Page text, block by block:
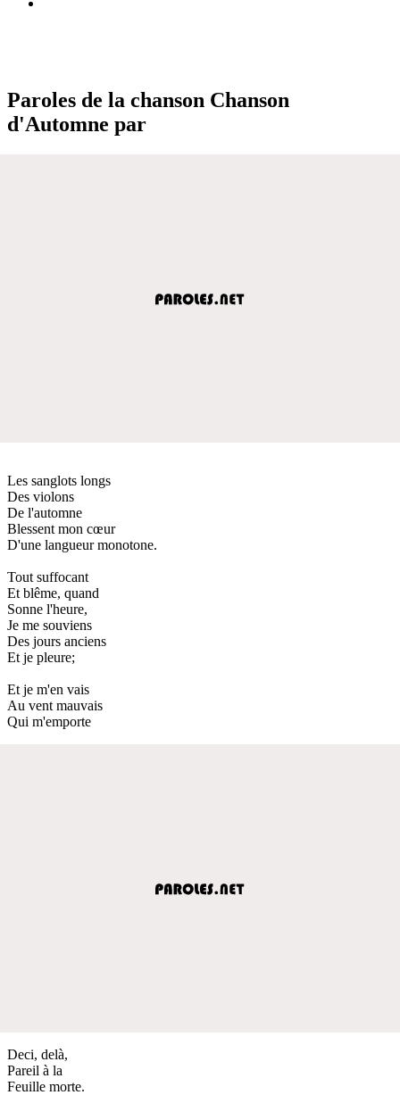
Paroles de la chanson Chanson
d'Automne par
Les sanglots longs
Des violons
De l'automne
Blessent mon cœur
D'une langueur monotone.
Tout suffocant
Et blême, quand
Sonne l'heure,
Je me souviens
Des jours anciens
Et je pleure;
Et je m'en vais
Au vent mauvais
Qui m'emporte
Deci, delà,
Pareil à la
Feuille morte.